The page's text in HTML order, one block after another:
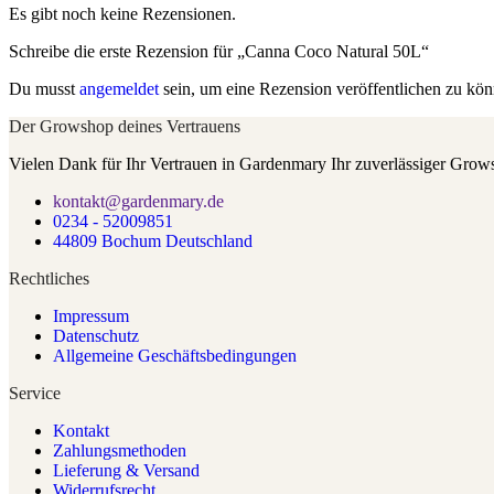
Es gibt noch keine Rezensionen.
Schreibe die erste Rezension für „Canna Coco Natural 50L“
Du musst angemeldet sein, um eine Rezension veröffentlichen zu
Der Growshop deines Vertrauens
Vielen Dank für Ihr Vertrauen in Gardenmary Ihr zuverlässiger
kontakt@gardenmary.de
0234 - 52009851
44809 Bochum Deutschland
Rechtliches
Impressum
Datenschutz
Allgemeine Geschäftsbedingungen
Service
Kontakt
Zahlungsmethoden
Lieferung & Versand